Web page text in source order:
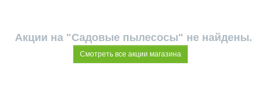
Акции на "Садовые пылесосы" не найдены.
Смотреть все акции магазина